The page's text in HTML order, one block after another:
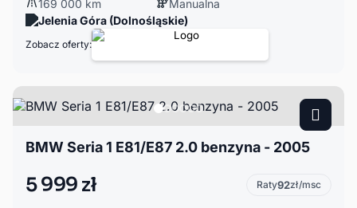
169 000 km
Manualna
Jelenia Góra (Dolnośląskie)
Zobacz oferty:
BMW Seria 1 E81/E87 2.0 benzyna - 2005
5 999 zł Raty92zł/msc